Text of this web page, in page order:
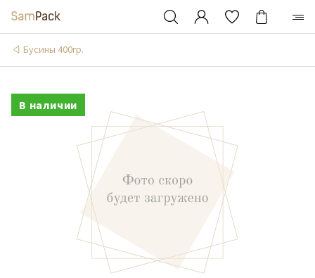
Бусины 400гр.
В наличии